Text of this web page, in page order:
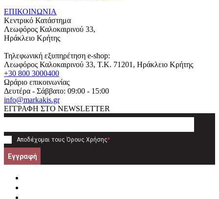
ΕΠΙΚΟΙΝΩΝΙΑ
Κεντρικό Κατάστημα
Λεωφόρος Καλοκαιρινού 33,
Ηράκλειο Κρήτης
Τηλεφωνική εξυπηρέτηση e-shop:
Λεωφόρος Καλοκαιρινού 33, T.K. 71201, Ηράκλειο Κρήτης
+30 800 3000400
Ωράριο επικοινωνίας
Δευτέρα - Σάββατο: 09:00 - 15:00
info@markakis.gr
ΕΓΓΡΑΦΗ ΣΤΟ NEWSLETTER
Αποδέχομαι τους Όρους Χρήσης*
Εγγραφή